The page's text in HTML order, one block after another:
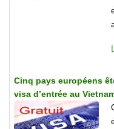
Cinq pays européens
visa d’entrée au